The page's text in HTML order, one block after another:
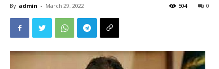
By admin - March 29, 2022 0
504